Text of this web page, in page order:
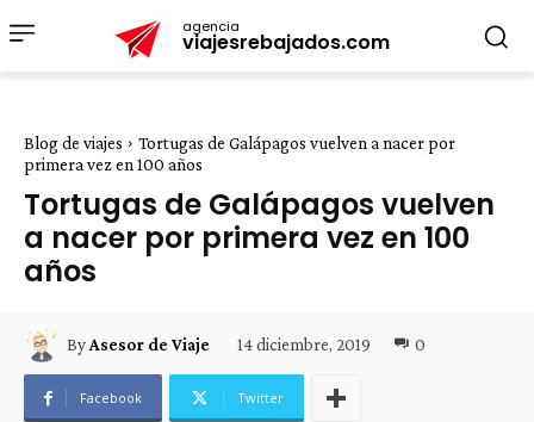
agencia
viajesrebajados.com
Blog de viajes
Tortugas de Galápagos vuelven a nacer por
primera vez en 100 años
Tortugas de Galápagos vuelven
a nacer por primera vez en 100
años
ByAsesor de Viaje 14 diciembre, 2019 0
Facebook Twitter